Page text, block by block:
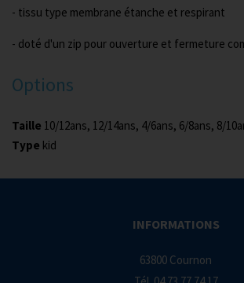
- tissu type membrane étanche et respirant
- doté d'un zip pour ouverture et fermeture
Options
Taille 10/12ans, 12/14ans, 4/6ans, 6/8ans, 8/
Type kid
INFORMATIONS
63800 Cournon